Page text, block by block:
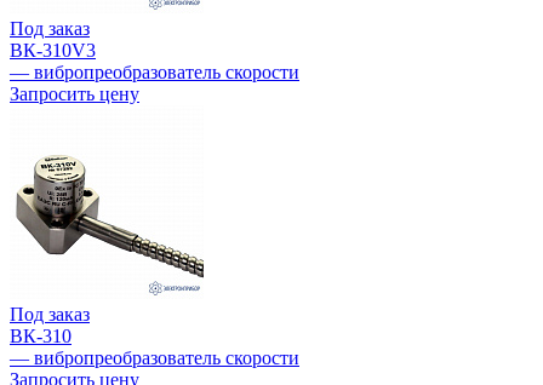
Под заказ
ВК-310V3
— вибропреобразователь скорости
Запросить цену
Под заказ
ВК-310
— вибропреобразователь скорости
Запросить цену